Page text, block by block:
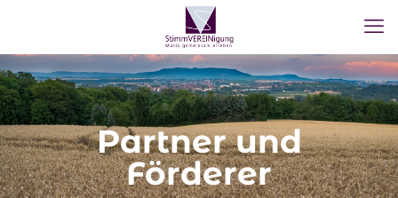
Partner und
Förderer